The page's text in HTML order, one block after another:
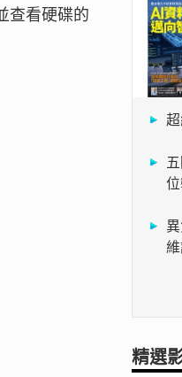
查看硬碟的
精選